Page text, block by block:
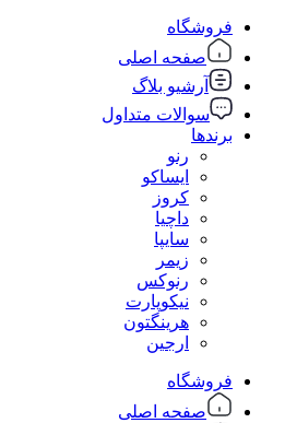
فروشگاه
صفحه اصلی
آرشیو بلاگ
سوالات متداول
برندها
رنو
ایساکو
کروز
داچیا
سایپا
زیمر
رنوکس
نیکوپارت
هرینگتون
ارجین
فروشگاه
صفحه اصلی